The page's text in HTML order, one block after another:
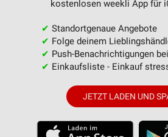
kostenlosen weekli App für
✔ Standortgenaue Angebote
✔ Folge deinem
✔ Push-Benachrichtigungen
✔ Einkaufsliste - Einkauf
JETZT LADEN UND
Informationen identifizieren
Nicht-IAB-Verarbeitungszwecke:
Notwendig
Performance
Werbung